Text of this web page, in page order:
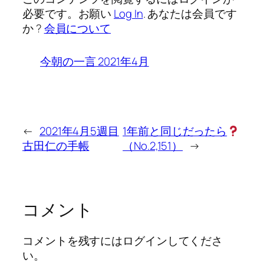
必要です。お願い Log In. あなたは会員です
か ?会員について
今朝の一言 2021年4月
← 2021年4月5週目
古田仁の手帳
1年前と同じだったら
（No.2,151）
→
コメント
コメントを残すにはログインしてくださ
い。